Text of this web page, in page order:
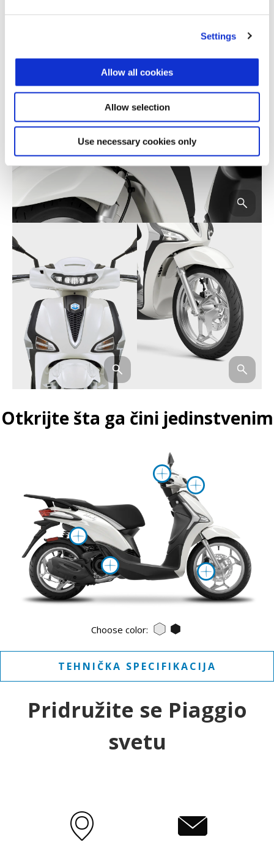
Settings
Allow all cookies
Allow selection
Use necessary cookies only
Otkrijte šta ga čini jedinstvenim
Više
Više
Više informacija o
Više
Više informacija o
Choose color: BIANCO LUNA
TEHNIČKA SPECIFIKACIJA
Pridružite se Piaggio
svetu